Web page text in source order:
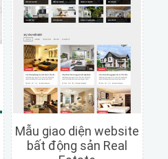
Mẫu giao diện website
bất động sản Real